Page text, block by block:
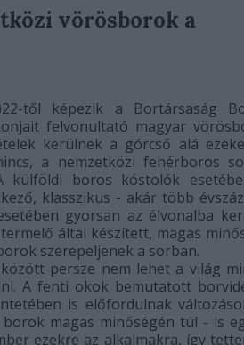
vörösborok a
től képezik a Bortársaság
felvonultató magyar
kerülnek a górcső alá
a nemzetközi fehérboros
külföldi boros kóstolók
klasszikus - akár több
gyorsan az élvonalba
által készített, magas
szerepeljenek a sorban.
persze nem lehet a világ
A fenti okok bemutatott
is előfordulnak
magas minőségén túl - is
ezekre az alkalmakra, így